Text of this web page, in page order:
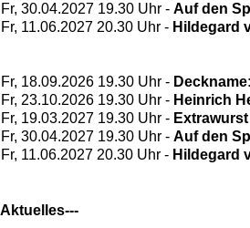
Fr, 30.04.2027 19.30 Uhr - Auf den
Fr, 11.06.2027 20.30 Uhr - Hildegard
Fr, 18.09.2026 19.30 Uhr -
Fr, 23.10.2026 19.30 Uhr - Heinrich
Fr, 19.03.2027 19.30 Uhr - Extrawurst
Fr, 30.04.2027 19.30 Uhr - Auf den
Fr, 11.06.2027 20.30 Uhr - Hildegard
Aktuelles---